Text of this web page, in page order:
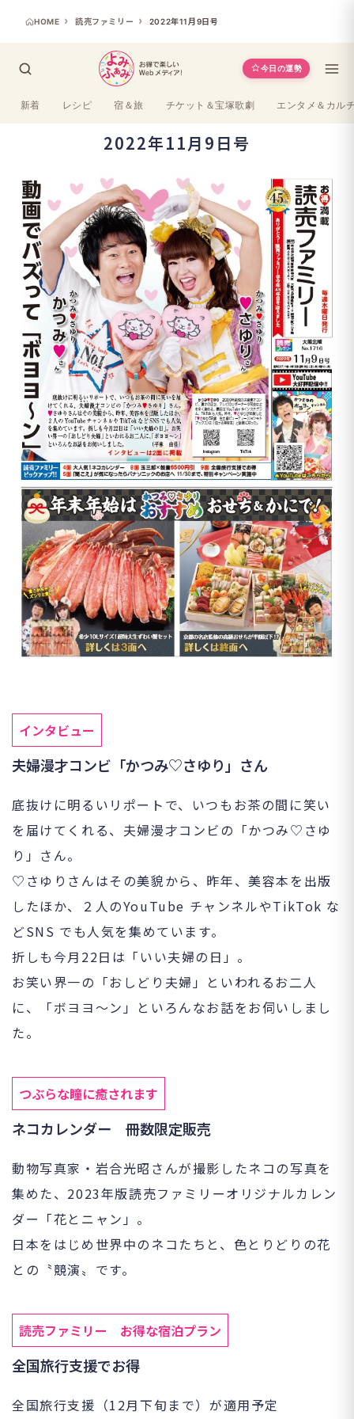
HOME 読売ファミリー 2022年11月9日号
今日の運勢
新着 レシピ 宿＆旅 チケット＆宝塚歌劇 エンタメ＆カル
2022年11月9日号
インタビュー
夫婦漫才コンビ「かつみ♡さゆり」さん
底抜けに明るいリポートで、いつもお茶の間に笑い
を届けてくれる、夫婦漫才コンビの「かつみ♡さゆ
り」さん。
♡さゆりさんはその美貌から、昨年、美容本を出版
したほか、２人のYouTube チャンネルやTikTok な
どSNS でも人気を集めています。
折しも今月22日は「いい夫婦の日」。
お笑い界一の「おしどり夫婦」といわれるお二人
に、「ボヨヨ～ン」といろんなお話をお伺いしまし
た。
つぶらな瞳に癒されます
ネコカレンダー 冊数限定販売
動物写真家・岩合光昭さんが撮影したネコの写真を
集めた、2023年版読売ファミリーオリジナルカレン
ダー「花とニャン」。
日本をはじめ世界中のネコたちと、色とりどりの花
との〝競演〟です。
読売ファミリー お得な宿泊プラン
全国旅行支援でお得
全国旅行支援（12月下旬まで）が適用予定